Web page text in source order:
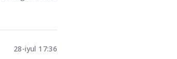
28-iyul 17:36